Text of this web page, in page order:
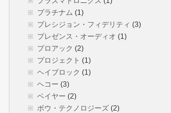
プラチナム (1)
プレシジョン・フィデリティ (3)
プレゼンス・オーディオ (1)
プロアック (2)
プロジェクト (1)
ヘイブロック (1)
ヘコー (3)
ベイヤー (2)
ボウ・テクノロジーズ (2)